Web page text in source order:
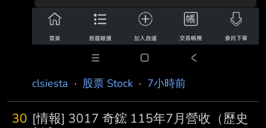
clsiesta · 股票 Stock · 7小時前
30 [情報] 3017 奇鋐 115年7月營收（歷史